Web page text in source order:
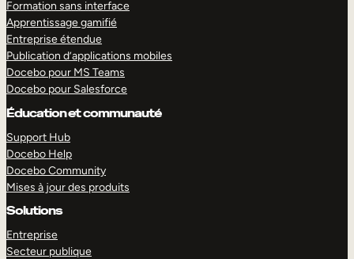
Formation sans interface
Apprentissage gamifié
Entreprise étendue
Publication d’applications mobiles
Docebo pour MS Teams
Docebo pour Salesforce
Éducation et communauté
Support Hub
Docebo Help
Docebo Community
Mises à jour des produits
Solutions
Entreprise
Secteur publique